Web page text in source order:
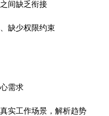
间缺乏衔接
缺少权限约束
需求
实工作场景，解析趋势